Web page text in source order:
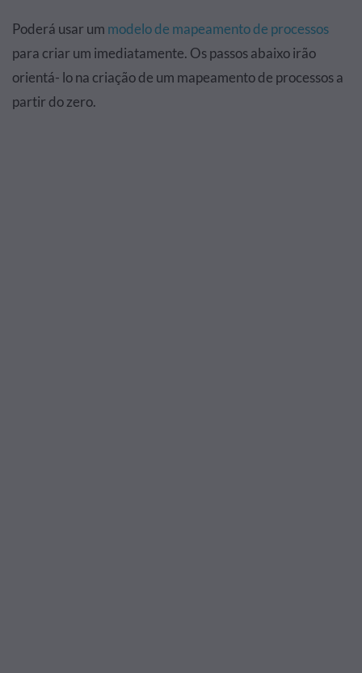
Poderá usar um modelo de mapeamento de processos
para criar um imediatamente. Os passos abaixo irão
orientá- lo na criação de um mapeamento de processos a
partir do zero.